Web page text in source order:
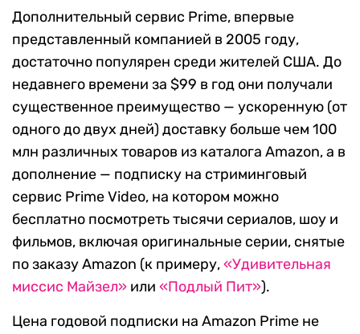
Дополнительный сервис Prime, впервые
представленный компанией в 2005 году,
достаточно популярен среди жителей США. До
недавнего времени за $99 в год они получали
существенное преимущество — ускоренную (от
одного до двух дней) доставку больше чем 100
млн различных товаров из каталога Amazon, а в
дополнение — подписку на стриминговый
сервис Prime Video, на котором можно
бесплатно посмотреть тысячи сериалов, шоу и
фильмов, включая оригинальные серии, снятые
по заказу Amazon (к примеру,«Удивительная
миссис Майзел» или «Подлый Пит»).
Цена годовой подписки на Amazon Prime не